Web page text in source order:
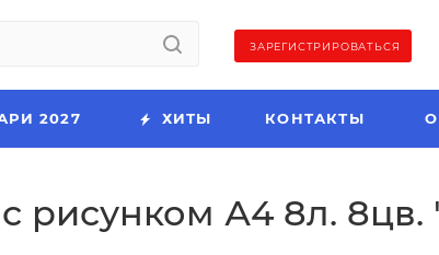
ЗАРЕГИСТРИРОВАТЬСЯ
2027 ХИТЫ КОНТАКТЫ
рисунком А4 8л.